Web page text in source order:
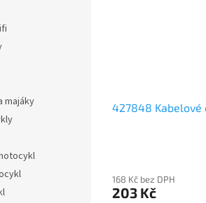
majáky
427848 Kabelové
168 Kč bez DPH
203 Kč